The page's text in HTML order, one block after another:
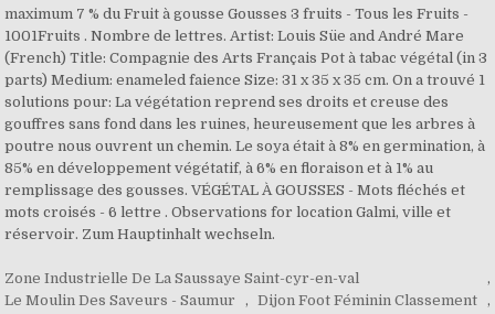
Zone Industrielle De La Saussaye Saint-cyr-en-val
,
Le Moulin Des Saveurs - Saumur
, Dijon Foot Féminin Classement ,